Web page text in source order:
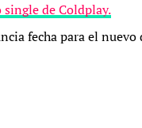
de Coldplay.
fecha para el nuevo